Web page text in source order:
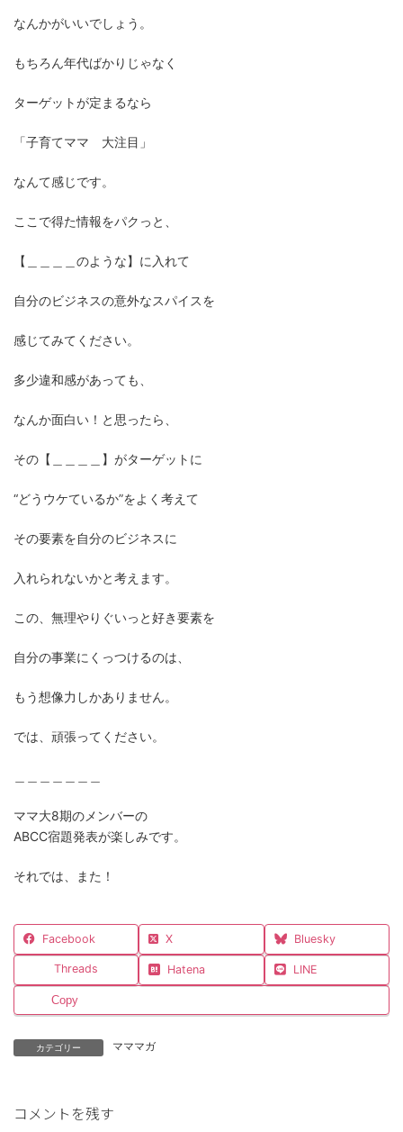
なんかがいいでしょう。
もちろん年代ばかりじゃなく
ターゲットが定まるなら
「子育てママ 大注目」
なんて感じです。
ここで得た情報をパクっと、
【＿＿＿＿のような】に入れて
自分のビジネスの意外なスパイスを
感じてみてください。
多少違和感があっても、
なんか面白い！と思ったら、
その【＿＿＿＿】がターゲットに
“どうウケているか”をよく考えて
その要素を自分のビジネスに
入れられないかと考えます。
この、無理やりぐいっと好き要素を
自分の事業にくっつけるのは、
もう想像力しかありません。
では、頑張ってください。
ママ大8期のメンバーの
ABCC宿題発表が楽しみです。
それでは、また！
Facebook X Bluesky
Threads Hatena LINE
Copy
カテゴリー マママガ
コメントを残す